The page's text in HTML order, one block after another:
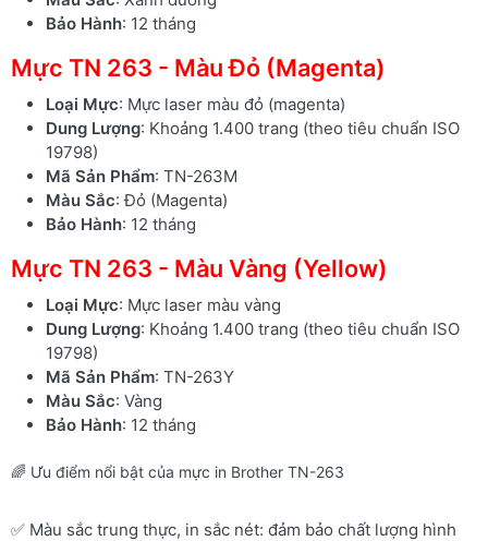
Bảo Hành: 12 tháng
Mực TN 263 - Màu Đỏ (Magenta)
Loại Mực: Mực laser màu đỏ (magenta)
Dung Lượng: Khoảng 1.400 trang (theo tiêu chuẩn ISO
19798)
Mã Sản Phẩm: TN-263M
Màu Sắc: Đỏ (Magenta)
Bảo Hành: 12 tháng
Mực TN 263 - Màu Vàng (Yellow)
Loại Mực: Mực laser màu vàng
Dung Lượng: Khoảng 1.400 trang (theo tiêu chuẩn ISO
19798)
Mã Sản Phẩm: TN-263Y
Màu Sắc: Vàng
Bảo Hành: 12 tháng
🌈 Ưu điểm nổi bật của mực in Brother TN-263
✅ Màu sắc trung thực, in sắc nét: đảm bảo chất lượng hình